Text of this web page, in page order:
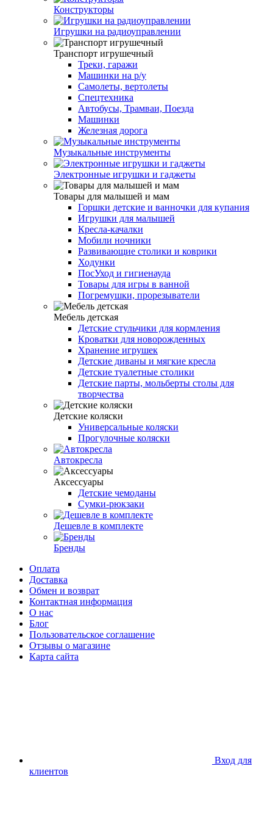
Конструкторы
Игрушки на радиоуправлении
Транспорт игрушечный
Треки, гаражи
Машинки на р/у
Самолеты, вертолеты
Спецтехника
Автобусы, Трамваи, Поезда
Машинки
Железная дорога
Музыкальные инструменты
Электронные игрушки и гаджеты
Товары для малышей и мам
Горшки детские и ванночки для купания
Игрушки для малышей
Кресла-качалки
Мобили ночники
Развивающие столики и коврики
Ходунки
ПосУход и гигиенауда
Товары для игры в ванной
Погремушки, прорезыватели
Мебель детская
Детские стульчики для кормления
Кроватки для новорожденных
Хранение игрушек
Детские диваны и мягкие кресла
Детские туалетные столики
Детские парты, мольберты столы для
творчества
Детские коляски
Универсальные коляски
Прогулочные коляски
Автокресла
Аксессуары
Детские чемоданы
Сумки-рюкзаки
Дешевле в комплекте
Бренды
Оплата
Доставка
Обмен и возврат
Контактная информация
О нас
Блог
Пользовательское соглашение
Отзывы о магазине
Карта сайта
Вход для
клиентов